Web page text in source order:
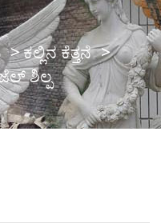
ಕಲ್ಲಿನ ಕೆತ್ತನೆ
ಶಿಲ್ಪ